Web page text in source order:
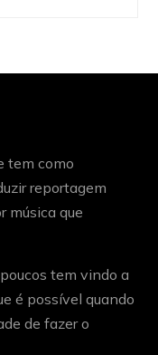
tem como
reportagem
música que
poucos tem vindo a
é possível quando
de fazer o